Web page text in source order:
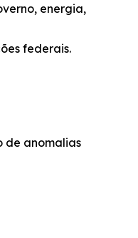
energia,
federais.
de anomalias